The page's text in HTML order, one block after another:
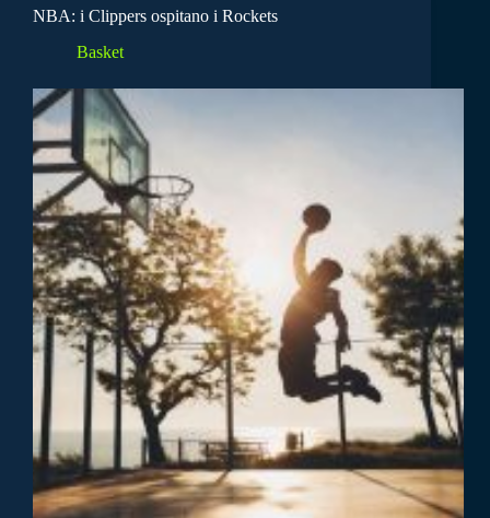
NBA: i Clippers ospitano i Rockets
Basket